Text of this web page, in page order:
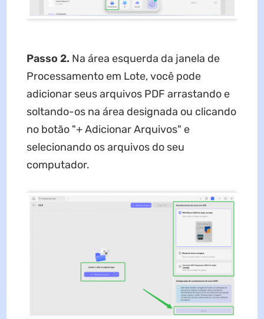
Passo 2. Na área esquerda da janela de
Processamento em Lote, você pode
adicionar seus arquivos PDF arrastando e
soltando-os na área designada ou clicando
no botão "+ Adicionar Arquivos" e
selecionando os arquivos do seu
computador.